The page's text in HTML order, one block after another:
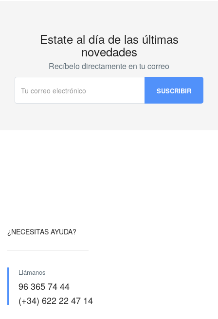
Estate al día de las últimas
novedades
Recíbelo directamente en tu correo
¿NECESITAS AYUDA?
Llámanos
96 365 74 44
(+34) 622 22 47 14